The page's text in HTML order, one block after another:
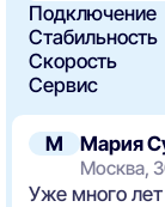
М Мария
Москва,
Уже много
Подключение
Стабильность
Скорость
Сервис